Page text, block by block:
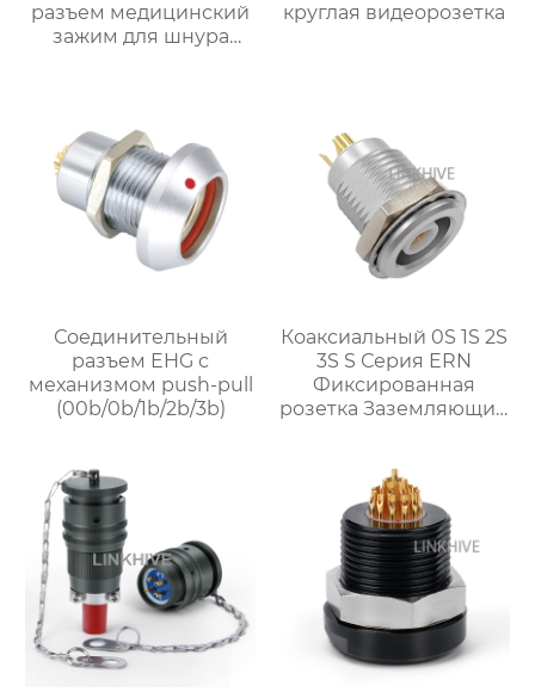
разъем медицинский
зажим для шнура
круглая видеорозетка
Соединительный
разъем EHG с
механизмом push-pull
(00b/0b/1b/2b/3b)
Коаксиальный 0S 1S 2S
3S S Серия ERN
Фиксированная
розетка Заземляющий